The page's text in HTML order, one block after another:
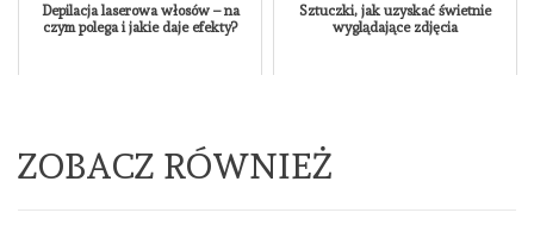
Depilacja laserowa włosów – na
czym polega i jakie daje efekty?
Sztuczki, jak uzyskać świetnie
wyglądające zdjęcia
ZOBACZ RÓWNIEŻ